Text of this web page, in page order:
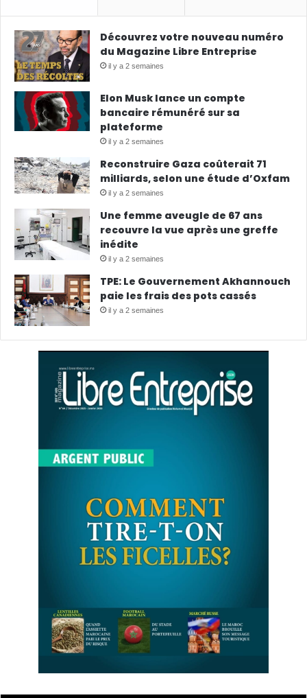
Découvrez votre nouveau numéro
du Magazine Libre Entreprise
il y a 2 semaines
Elon Musk lance un compte
bancaire rémunéré sur sa
plateforme
il y a 2 semaines
Reconstruire Gaza coûterait 71
milliards, selon une étude d’Oxfam
il y a 2 semaines
Une femme aveugle de 67 ans
recouvre la vue après une greffe
inédite
il y a 2 semaines
TPE: Le Gouvernement Akhannouch
paie les frais des pots cassés
il y a 2 semaines